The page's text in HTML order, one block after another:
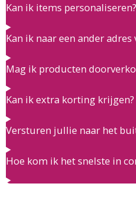
Kan ik items personaliseren?
Kan ik naar een ander adres
Mag ik producten
Kan ik extra korting krijgen?
Versturen jullie naar het
Hoe kom ik het snelste in